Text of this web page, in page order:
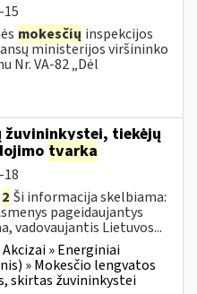
15
mokesčių inspekcijos
ministerijos viršininko
Nr. VA-82 „Dėl
tiekėjų
tvarka
18
2 Ši informacija skelbiama:
pageidaujantys
vadovaujantis Lietuvos...
Akcizai » Energiniai
» Mokesčio lengvatos
skirtas žuvininkystei